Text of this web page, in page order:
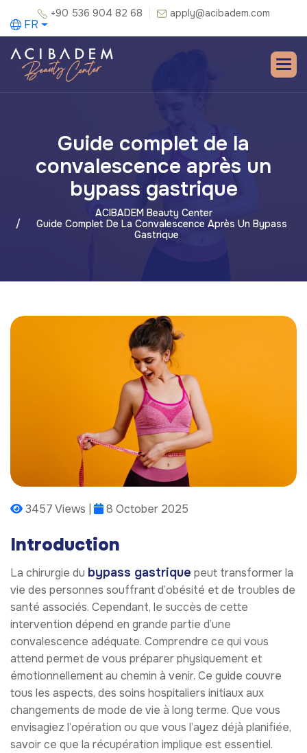
+90 536 904 82 68 apply@acibadem.com
FR
Guide complet de la
convalescence après un
bypass gastrique
ACIBADEM Beauty Center
Guide Complet De La Convalescence Après Un Bypass
Gastrique
3457 Views | 8 October 2025
Introduction
La chirurgie du bypass gastrique peut transformer la
vie des personnes souffrant d’obésité et de troubles de
santé associés. Cependant, le succès de cette
intervention dépend en grande partie d’une
convalescence adéquate. Comprendre ce qui vous
attend permet de vous préparer physiquement et
émotionnellement au chemin à venir. Ce guide couvre
tous les aspects, des soins hospitaliers initiaux aux
changements de mode de vie à long terme. Que vous
envisagiez l’opération ou que vous l’ayez déjà planifiée,
savoir ce que la récupération implique est essentiel.